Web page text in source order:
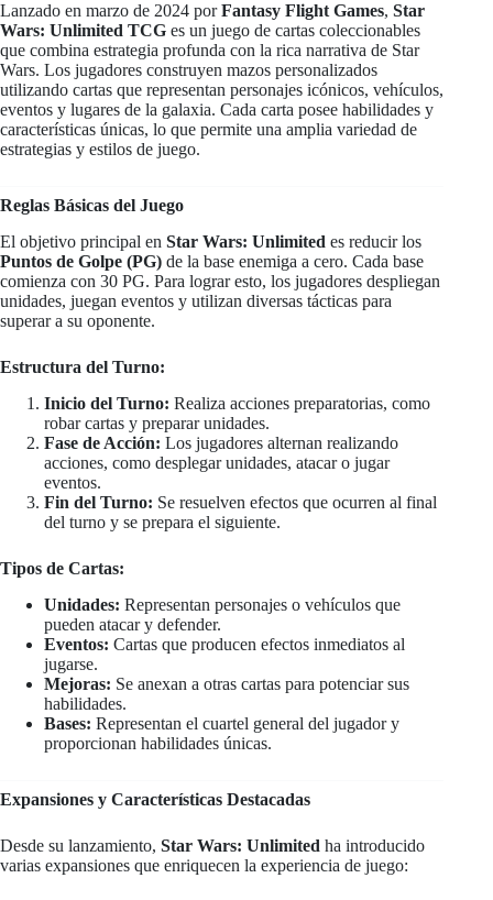
Lanzado en marzo de 2024 porFantasy Flight Games, Star
Wars: Unlimited TCG es un juego de cartas coleccionables
que combina estrategia profunda con la rica narrativa de Star
Wars. Los jugadores construyen mazos personalizados
utilizando cartas que representan personajes icónicos, vehículos,
eventos y lugares de la galaxia. Cada carta posee habilidades y
características únicas, lo que permite una amplia variedad de
estrategias y estilos de juego.
Reglas Básicas del Juego
El objetivo principal en Star Wars: Unlimited es reducir los
Puntos de Golpe (PG) de la base enemiga a cero. Cada base
comienza con 30 PG. Para lograr esto, los jugadores despliegan
unidades, juegan eventos y utilizan diversas tácticas para
superar a su oponente.
Estructura del Turno:
Inicio del Turno: Realiza acciones preparatorias, como
robar cartas y preparar unidades.
Fase de Acción: Los jugadores alternan realizando
acciones, como desplegar unidades, atacar o jugar
eventos.
Fin del Turno: Se resuelven efectos que ocurren al final
del turno y se prepara el siguiente.
Tipos de Cartas:
Unidades: Representan personajes o vehículos que
pueden atacar y defender.
Eventos: Cartas que producen efectos inmediatos al
jugarse.
Mejoras: Se anexan a otras cartas para potenciar sus
habilidades.
Bases: Representan el cuartel general del jugador y
proporcionan habilidades únicas.
Expansiones y Características Destacadas
Desde su lanzamiento, Star Wars: Unlimited ha introducido
varias expansiones que enriquecen la experiencia de juego: